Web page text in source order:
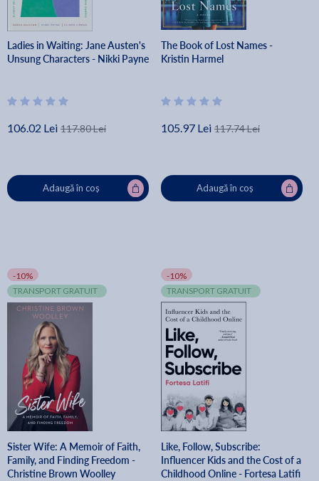
Ladies in Waiting: Jane Austen's
Unsung Characters - Nikki Payne
106.02 Lei 117.80 Lei
Adaugă în coș
The Book of Lost Names -
Kristin Harmel
105.97 Lei 117.74 Lei
Adaugă în coș
-10%
TRANSPORT GRATUIT
Sister Wife: A Memoir of Faith,
Family, and Finding Freedom -
Christine Brown Woolley
-10%
TRANSPORT GRATUIT
Like, Follow, Subscribe:
Influencer Kids and the Cost of a
Childhood Online - Fortesa Latifi